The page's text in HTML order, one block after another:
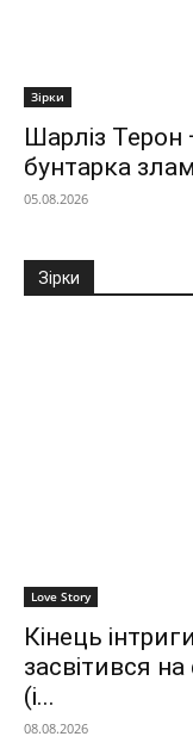
Зірки
Шарліз Терон
бунтарка
05.08.2026
Зірки
Love Story
Кінець
засвітився
(і...
08.08.2026